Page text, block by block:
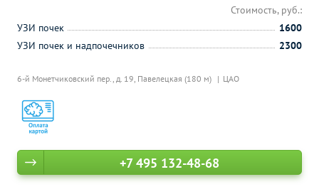
6-й Монетчиковский пер., д. 19, Павелецкая (180 м) ЦАО
Стоимость, руб.:
УЗИ почек
1600
УЗИ почек и надпочечников
2300
+7 495 132-48-68